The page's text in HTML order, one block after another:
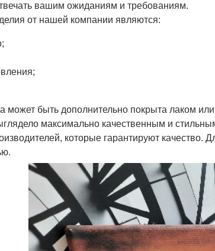
вашим ожиданиям и требованиям.
от нашей компании являются:
может быть дополнительно покрыта лаком
максимально качественным и
которые гарантируют качество.